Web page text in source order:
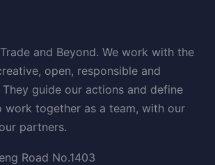
and Beyond. We work with the
open, responsible and
They guide our actions and define
work together as a team, with our
partners.
Road No.1403